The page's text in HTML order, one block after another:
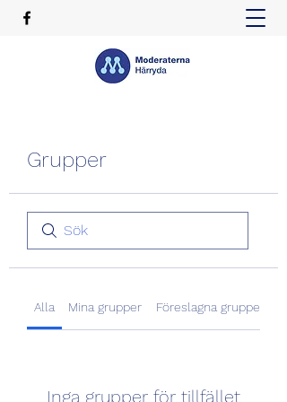
Grupper
Alla Mina grupper Föreslagna grupper
Inga grupper för tillfället